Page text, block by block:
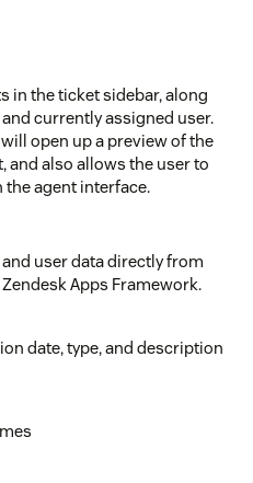
in the ticket sidebar, along
currently assigned user.
open up a preview of the
also allows the user to
agent interface.
user data directly from
Apps Framework.
date, type, and description